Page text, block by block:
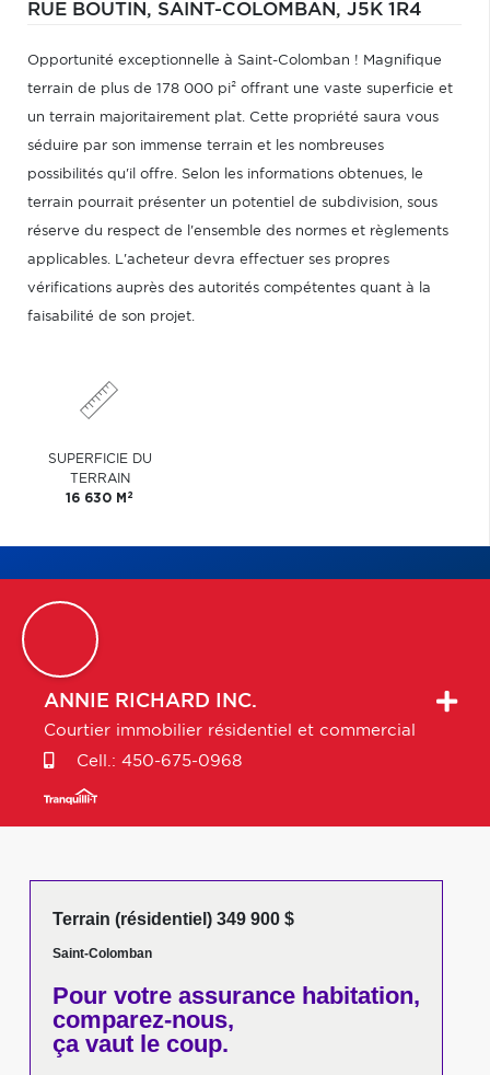
RUE BOUTIN, SAINT-COLOMBAN, J5K 1R4
Opportunité exceptionnelle à Saint-Colomban ! Magnifique
terrain de plus de 178 000 pi² offrant une vaste superficie et
un terrain majoritairement plat. Cette propriété saura vous
séduire par son immense terrain et les nombreuses
possibilités qu'il offre. Selon les informations obtenues, le
terrain pourrait présenter un potentiel de subdivision, sous
réserve du respect de l'ensemble des normes et règlements
applicables. L'acheteur devra effectuer ses propres
vérifications auprès des autorités compétentes quant à la
faisabilité de son projet.
SUPERFICIE DU
TERRAIN
16 630 M 2
ANNIE RICHARD INC.
Courtier immobilier résidentiel et commercial
Cell.: 450-675-0968
Terrain (résidentiel) 349 900 $
Saint-Colomban
Pour votreassurance habitation,
comparez-nous,
ça vaut le coup.